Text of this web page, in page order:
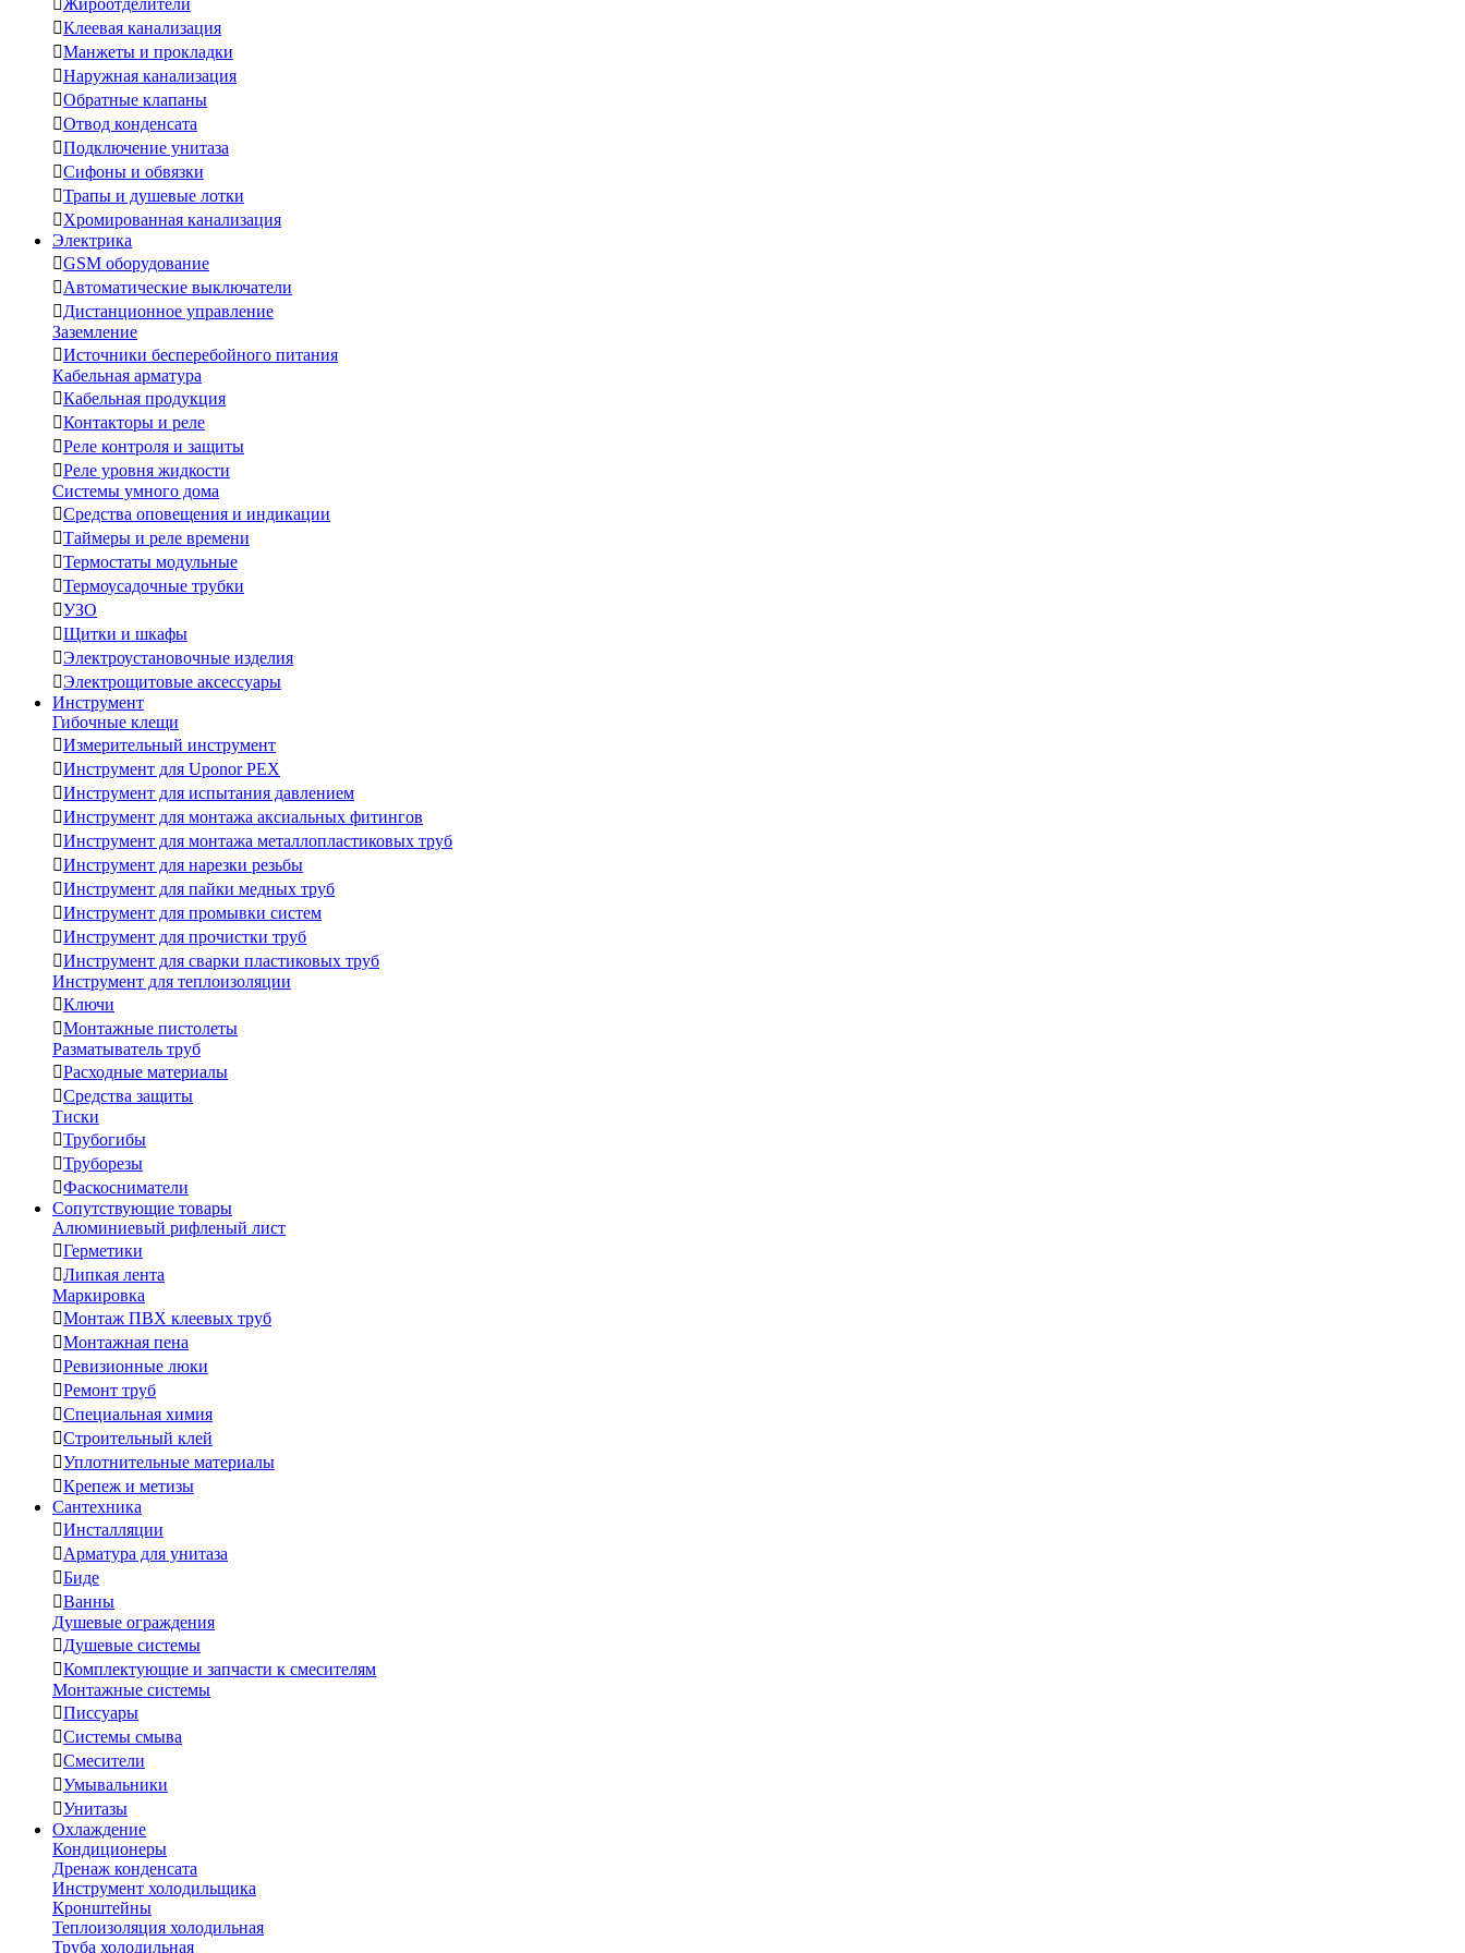
Жироотделители
Клеевая канализация
Манжеты и прокладки
Наружная канализация
Обратные клапаны
Отвод конденсата
Подключение унитаза
Сифоны и обвязки
Трапы и душевые лотки
Хромированная канализация
Электрика
GSM оборудование
Автоматические выключатели
Дистанционное управление
Заземление
Источники бесперебойного питания
Кабельная арматура
Кабельная продукция
Контакторы и реле
Реле контроля и защиты
Реле уровня жидкости
Системы умного дома
Средства оповещения и индикации
Таймеры и реле времени
Термостаты модульные
Термоусадочные трубки
УЗО
Щитки и шкафы
Электроустановочные изделия
Электрощитовые аксессуары
Инструмент
Гибочные клещи
Измерительный инструмент
Инструмент для Uponor PEX
Инструмент для испытания давлением
Инструмент для монтажа аксиальных фитингов
Инструмент для монтажа металлопластиковых труб
Инструмент для нарезки резьбы
Инструмент для пайки медных труб
Инструмент для промывки систем
Инструмент для прочистки труб
Инструмент для сварки пластиковых труб
Инструмент для теплоизоляции
Ключи
Монтажные пистолеты
Разматыватель труб
Расходные материалы
Средства защиты
Тиски
Трубогибы
Труборезы
Фаскосниматели
Сопутствующие товары
Алюминиевый рифленый лист
Герметики
Липкая лента
Маркировка
Монтаж ПВХ клеевых труб
Монтажная пена
Ревизионные люки
Ремонт труб
Специальная химия
Строительный клей
Уплотнительные материалы
Крепеж и метизы
Сантехника
Инсталляции
Арматура для унитаза
Биде
Ванны
Душевые ограждения
Душевые системы
Комплектующие и запчасти к смесителям
Монтажные системы
Писсуары
Системы смыва
Смесители
Умывальники
Унитазы
Охлаждение
Кондиционеры
Дренаж конденсата
Инструмент холодильщика
Кронштейны
Теплоизоляция холодильная
Труба холодильная